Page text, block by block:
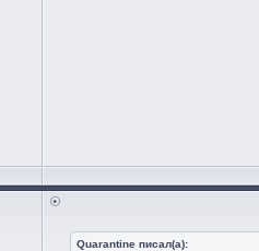
Quarantine писал(а):